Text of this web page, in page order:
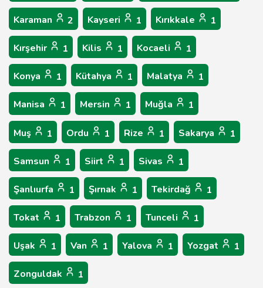
Karaman 2 Kayseri 1 Kırıkkale 1
Kırşehir 1 Kilis 1 Kocaeli 1
Konya 1 Kütahya 1 Malatya 1
Manisa 1 Mersin 1 Muğla 1
Muş 1 Ordu 1 Rize 1 Sakarya 1
Samsun 1 Siirt 1 Sivas 1
Şanlıurfa 1 Şırnak 1 Tekirdağ 1
Tokat 1 Trabzon 1 Tunceli 1
Uşak 1 Van 1 Yalova 1 Yozgat 1
Zonguldak 1